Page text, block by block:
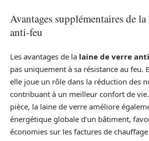
Avantages supplémentaires de
anti-feu
Les avantages de la laine de verre
pas uniquement à sa résistance au feu.
elle joue un rôle dans la réduction des
contribuant à un meilleur confort de
pièce, la laine de verre améliore
énergétique globale d’un bâtiment,
économies sur les factures de chauffage.